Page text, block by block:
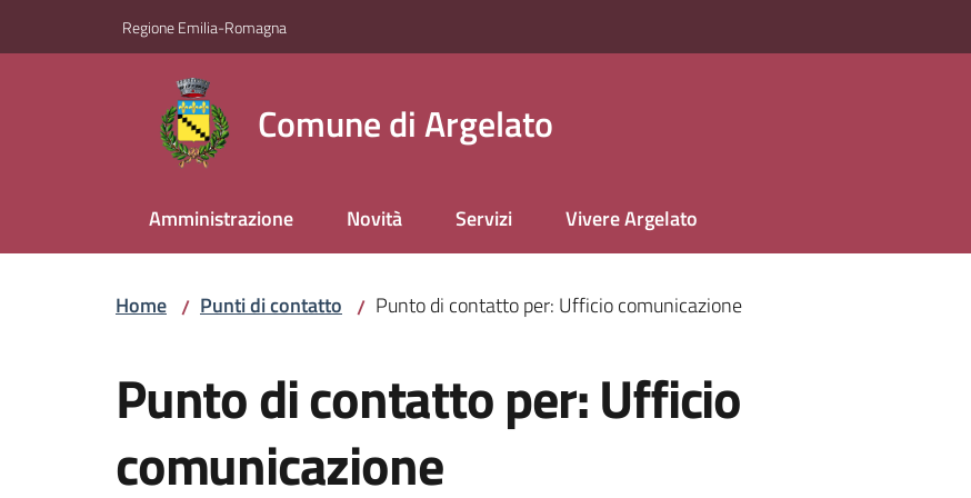
Regione Emilia-Romagna
Comune di Argelato
Amministrazione Novità Servizi Vivere Argelato
Home / Punti di contatto / Punto di contatto per: Ufficio comunicazione
Punto di contatto per: Ufficio
comunicazione